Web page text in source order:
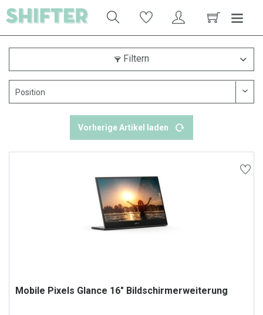
Filtern
Vorherige Artikel laden
Mobile Pixels Glance 16" Bildschirmerweiterung